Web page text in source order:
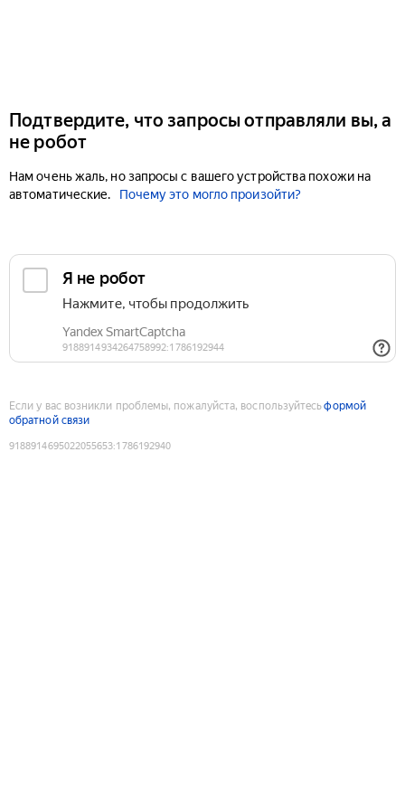
Подтвердите, что запросы отправляли вы, а
не робот
Нам очень жаль, но запросы с вашего устройства похожи на
автоматические.
Почему это могло произойти?
Если у вас возникли проблемы, пожалуйста, воспользуйтесьформой
обратной связи
9188914695022055653:1786192940